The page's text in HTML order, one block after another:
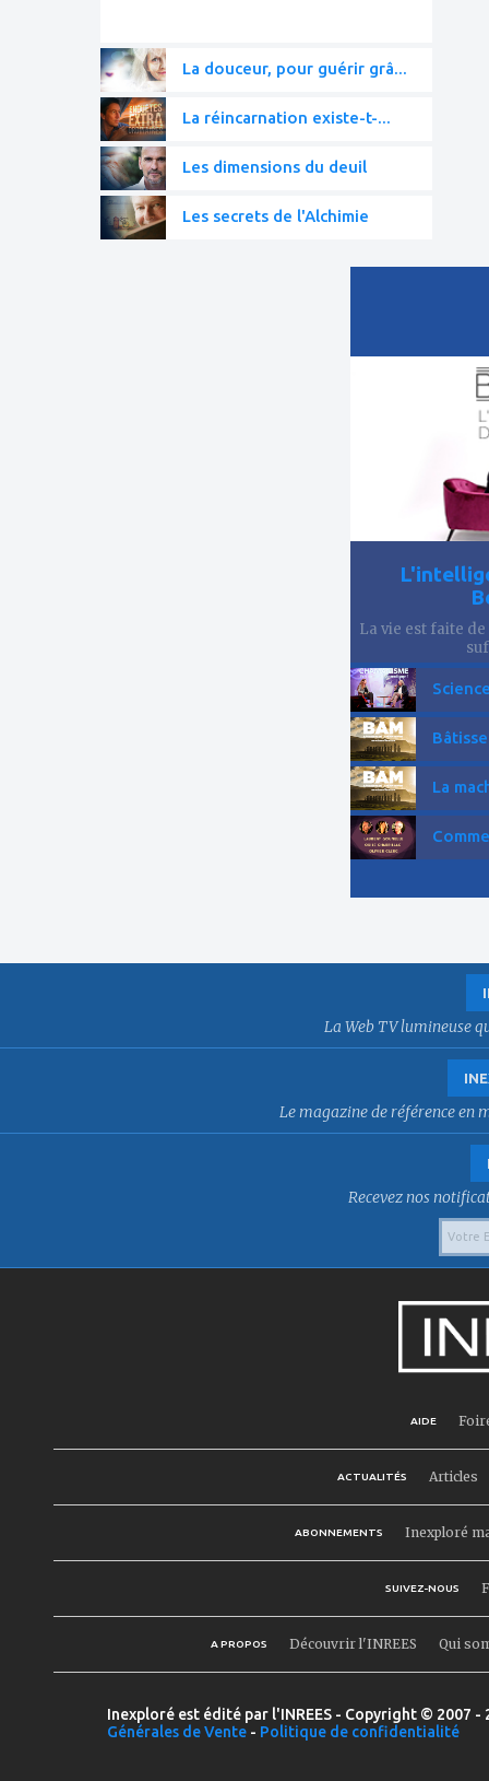
La douceur, pour guérir grâ...
La réincarnation existe-t-...
Les dimensions du deuil
Les secrets de l'Alchimie
La vie est faite
La
La Web TV lumineuse
Le magazine de référence en
Recevez nos
AIDE
ACTUALITÉS Articles
ABONNEMENTS Inexploré
SUIVEZ-NOUS
A PROPOS Découvrir l'INREES Qui
Inexploré est édité par l'INREES - Copyright © 2007
Générales de Vente - Politique de confidentialité